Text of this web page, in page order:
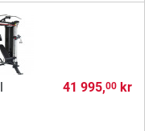
41 995,00kr